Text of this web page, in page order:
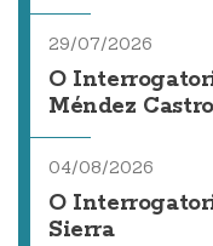
29/07/2026
O
Méndez Castro
04/08/2026
O
Sierra